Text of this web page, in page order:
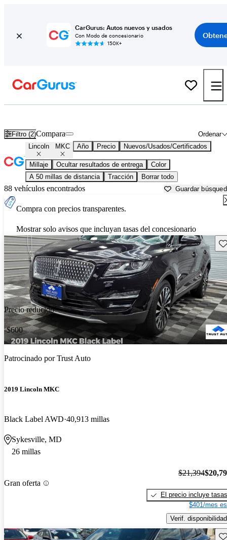
CarGurus: Autos nuevos y usados
Con Modo de concesionario
150K+
Filtro (2) Ordenar
Compara
Lincoln MKC Año Precio Nuevos/Usados/Certificados
Millaje Ocultar resultados de entrega
Color
A 50 millas de distancia
Tracción Borrar todo
88 vehículos encontrados Guardar
Compra con precios transparentes.
Mostrar solo avisos que incluyan tasas del concesionario
Precio reducido
-$600
Patrocinado porTrust Auto
2019 Lincoln MKC
Black Label AWD 40,913 millas
Sykesville, MD
26 millas
Gran oferta
$21,394
El precio incluye tasas
$401/mes
Verif. disponibilidad